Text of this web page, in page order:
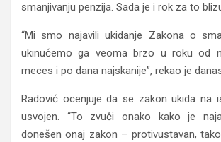
smanjivanju penzija. Sada je i rok za to
“Mi smo najavili ukidanje Zakona o
ukinućemo ga veoma brzo u roku od
meces i po dana najskanije”, rekao je
Radović ocenjuje da se zakon ukida na
usvojen. “To zvuči onako kako je
donešen onaj zakon – protivustavan,